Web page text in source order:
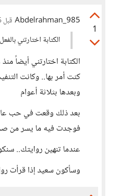
1
Abdelrahman_985 قبل 6 أشهر
الكتابة اختارتني
كنت أمر بها.. وكانت
وبعدها بثلاثة أعوام
بعد ذلك وقعت في حب
فوجدت فيه ما يسر من
عندما تنهين روايتك..
وسأكون سعيد إذا قرأت